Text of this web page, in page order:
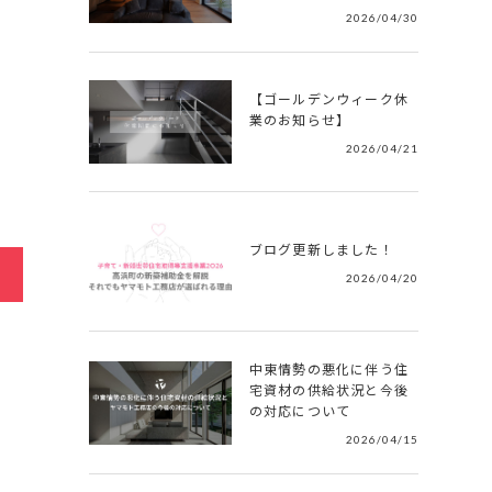
2026/04/30
【ゴールデンウィーク休
業のお知らせ】
2026/04/21
ブログ更新しました！
2026/04/20
中東情勢の悪化に伴う住
宅資材の供給状況と今後
の対応について
2026/04/15